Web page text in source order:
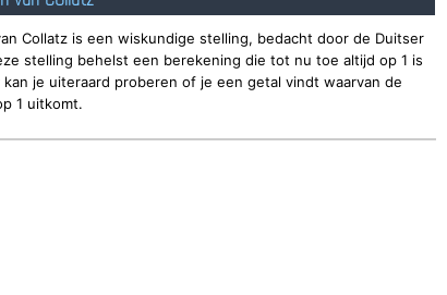
Collatz is een wiskundige stelling, bedacht door de Duitser
stelling behelst een berekening die tot nu toe altijd op 1 is
je uiteraard proberen of je een getal vindt waarvan de
1 uitkomt.